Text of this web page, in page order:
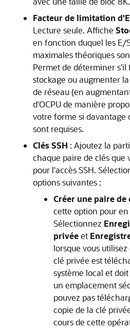
Facteur de limitation
Lecture seule. Affiche
en fonction duquel les E/
maximales théoriques
Permet de déterminer
stockage ou augmenter
de réseau (en
d'OCPU de manière
votre forme si davantage
sont requises.
Clés SSH : Ajoutez la
chaque paire de clés que
pour l'accès SSH.
options suivantes :
Créer une paire de
cette option pour
Sélectionnez
privéeet
lorsque vous
clé privée est
système local et
un emplacement
pouvez pas
copie de la clé
cours de cette